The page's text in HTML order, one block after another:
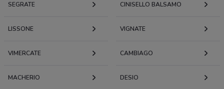
SEGRATE CINISELLO BALSAMO
LISSONE VIGNATE
VIMERCATE CAMBIAGO
MACHERIO DESIO